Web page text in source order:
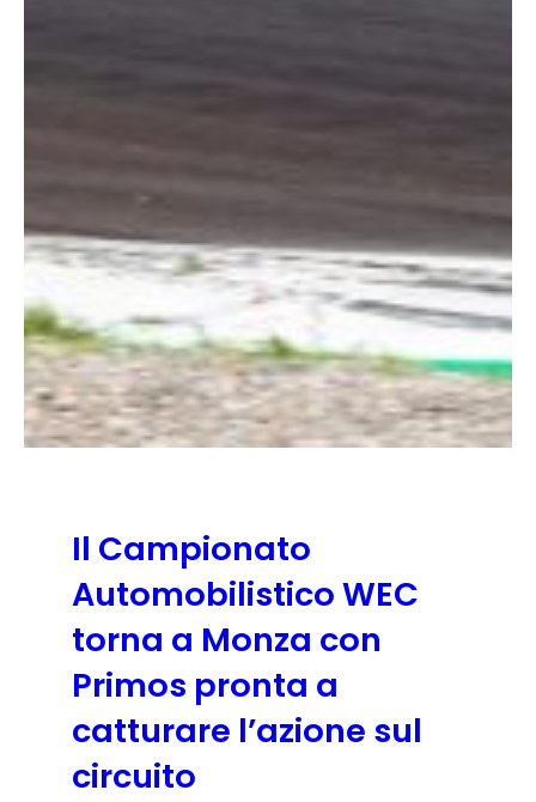
Il Campionato
Automobilistico WEC
torna a Monza con
Primos pronta a
catturare l’azione sul
circuito